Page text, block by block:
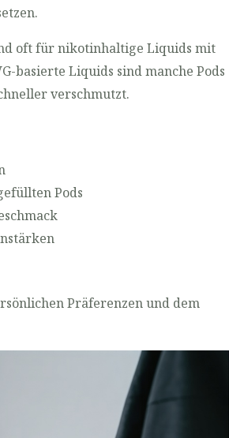
oft für nikotinhaltige Liquids mit
basierte Liquids sind manche Pods
verschmutzt.
Pods
Präferenzen und dem